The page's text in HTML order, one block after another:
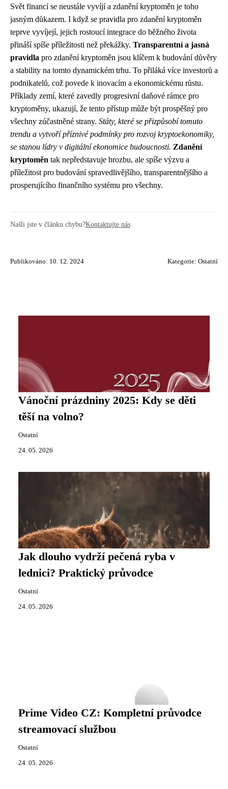
Svět financí se neustále vyvíjí a zdanění kryptoměn je toho
jasným důkazem. I když se pravidla pro zdanění kryptoměn
teprve vyvíjejí, jejich rostoucí integrace do běžného života
přináší spíše příležitosti než překážky. Transparentní a jasná
pravidla pro zdanění kryptoměn jsou klíčem k budování důvěry
a stability na tomto dynamickém trhu. To přiláká více investorů a
podnikatelů, což povede k inovacím a ekonomickému růstu.
Příklady zemí, které zavedly progresivní daňové rámce pro
kryptoměny, ukazují, že tento přístup může být prospěšný pro
všechny zúčastněné strany. Státy, které se přizpůsobí tomuto
trendu a vytvoří příznivé podmínky pro rozvoj kryptoekonomiky,
se stanou lídry v digitální ekonomice budoucnosti. Zdanění
kryptoměn tak nepředstavuje hrozbu, ale spíše výzvu a
příležitost pro budování spravedlivějšího, transparentnějšího a
prosperujícího finančního systému pro všechny.
Našli jste v článku chybu?Kontaktujte nás
Publikováno: 10. 12. 2024 Kategorie: Ostatní
Vánoční prázdniny 2025: Kdy se děti
těší na volno?
Ostatní
24. 05. 2026
Jak dlouho vydrží pečená ryba v
lednici? Praktický průvodce
Ostatní
24. 05. 2026
Prime Video CZ: Kompletní průvodce
streamovací službou
Ostatní
24. 05. 2026